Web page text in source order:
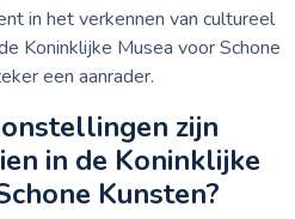
in het verkennen van cultureel
Koninklijke Musea voor Schone
een aanrader.
zijn
in de Koninklijke
Kunsten?